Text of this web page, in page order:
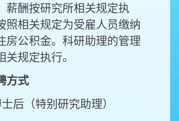
薪酬按研究所相关规定执
照相关规定为受雇人员缴纳
房公积金。科研助理的管理
规定执行。
方式
后（特别研究助理）